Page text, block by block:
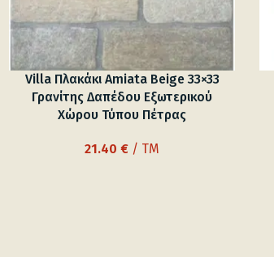
Villa Πλακάκι Αmiata Beige 33×33
Γρανίτης Δαπέδου Εξωτερικού
Χώρου Τύπου Πέτρας
21.40 € / TM